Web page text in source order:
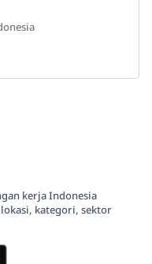
kerja Indonesia
kategori, sektor